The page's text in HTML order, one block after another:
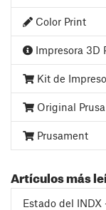
Color Print
Impresora 3D
Kit de
Original
Prusament
Artículos más
Estado del